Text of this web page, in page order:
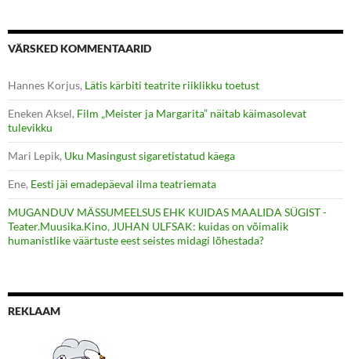
VÄRSKED KOMMENTAARID
Hannes Korjus, Lätis kärbiti teatrite riiklikku toetust
Eneken Aksel, Film „Meister ja Margarita” näitab käimasolevat
tulevikku
Mari Lepik, Uku Masingust sigaretistatud käega
Ene, Eesti jäi emadepäeval ilma teatriemata
MUGANDUV MÄSSUMEELSUS EHK KUIDAS MAALIDA SÜGIST -
Teater.Muusika.Kino, JUHAN ULFSAK: kuidas on võimalik
humanistlike väärtuste eest seistes midagi lõhestada?
REKLAAM